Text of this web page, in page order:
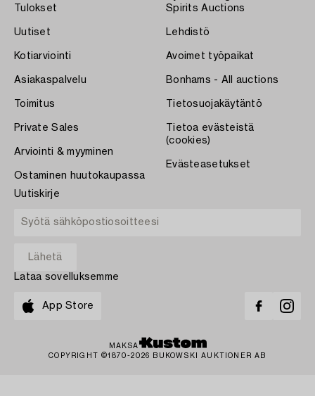
Tulokset
Uutiset
Kotiarviointi
Asiakaspalvelu
Toimitus
Private Sales
Arviointi & myyminen
Ostaminen huutokaupassa
Spirits Auctions
Lehdistö
Avoimet työpaikat
Bonhams - All auctions
Tietosuojakäytäntö
Tietoa evästeistä
(cookies)
Evästeasetukset
Uutiskirje
Lataa sovelluksemme
App Store
MAKSA
COPYRIGHT ©1870-2026 BUKOWSKI AUKTIONER AB